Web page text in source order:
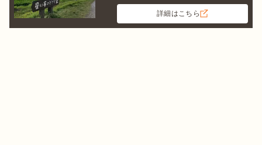
詳細はこちら